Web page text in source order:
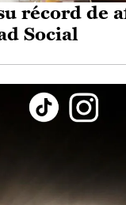
récord de
Social